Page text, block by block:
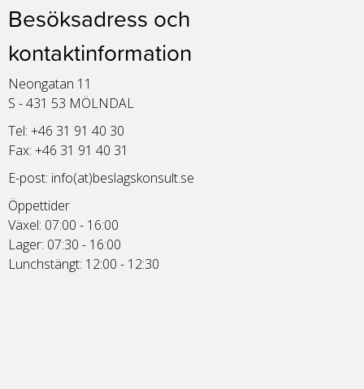
Besöksadress och
kontaktinformation
Neongatan 11
S - 431 53 MÖLNDAL
Tel: +46 31 91 40 30
Fax: +46 31 91 40 31
E-post: info(at)beslagskonsult.se
Öppettider
Växel: 07:00 - 16:00
Lager: 07:30 - 16:00
Lunchstängt: 12:00 - 12:30